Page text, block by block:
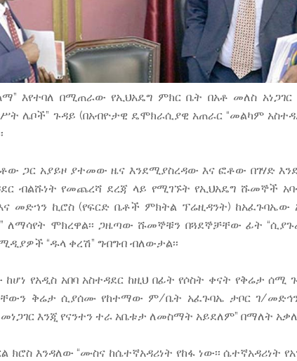
እየተባለ በሚጠራው የኢህአዴግ ምክር ቤት በአቶ መለስ አነጋገር
ሌቦች” ጉዳይ (በአብዮታዊ ዴሞክራሲያዊ አጠራር “መልካም
ጋር አያይዞ ያተመው ዜና እንደሚያስረዳው እና ፎቶው በገሃድ
ብልሹነት የመጨረሻ ደረጃ ላይ የሚገኙት የኢህአዴግ ሹመኞች
መድኀን ኪሮስ (የፍርድ ቤቶች ምክትል ፕሬዚዳንት) ከአፈጉባኤው
ለማሳየት ሞክረዋል፡፡ ጋዜጣው ሹመኞቹን በጓደኞቻቸው ፊት
“ዱላ ቀረሽ” ግብግብ ብለውታል፡፡
የአዲስ አበባ አስተዳደር ከዚህ በፊት የሶስት ቀናት የቅሬታ ሰሚ
ቅሬታ ሲያሰሙ የከተማው ም/ቤት አፈጉባኤ ታቦር ገ/መድኅን
እንጂ የናንተን ተራ አቤቱታ ለመስማት አይደለም” በማለት
ክሮስ እንዳለው “ሙስና ከሴተኛአዳሪነት የከፋ ነው፡፡ ሴተኛአዳሪነት